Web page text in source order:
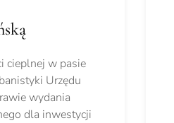
cieplnej w pasie
Urzędu
wydania
dla inwestycji